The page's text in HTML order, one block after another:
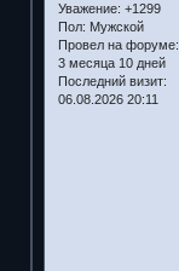
Уважение: +1299
Пол: Мужской
Провел на форуме:
3 месяца 10 дней
Последний визит:
06.08.2026 20:11